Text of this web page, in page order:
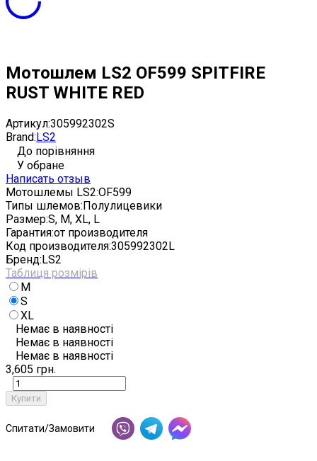
Мотошлем LS2 OF599 SPITFIRE
RUST WHITE RED
Артикул:305992302S
Brand:LS2
До порівняння
У обране
Написать отзыв
Мотошлемы LS2:OF599
Типы шлемов:Полулицевики
Размер:S, M, XL, L
Гарантия:от производителя
Код производителя:305992302L
Бренд:LS2
Таблиця розмірів
M
S
XL
Немає в наявності
Немає в наявності
Немає в наявності
3,605 грн.
Купити
Спитати/Замовити